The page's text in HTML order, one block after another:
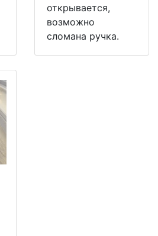
открывается,
возможно
сломана ручка.